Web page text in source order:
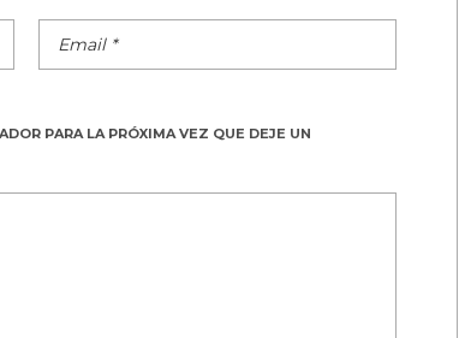
PARA LA PRÓXIMA VEZ QUE DEJE UN